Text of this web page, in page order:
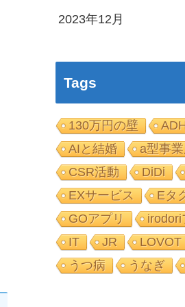
2023年12月
Tags
130万円の壁
AIと結婚
a型事
CSR活動
DiDi
EXサービス
Eタ
GOアプリ
irodori
IT
JR LOVOT
うつ病
うなぎ